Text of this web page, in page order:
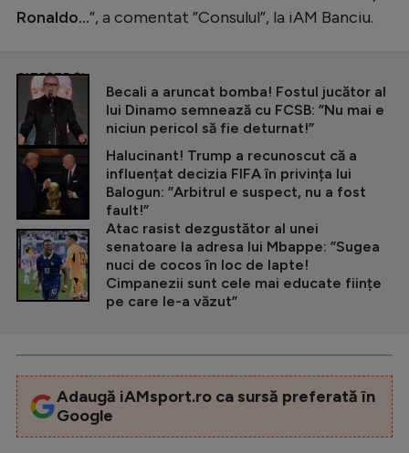
Ronaldo...”, a comentat ”Consulul”, la iAM Banciu.
CITEȘTE ȘI
Becali a aruncat bomba! Fostul jucător al
lui Dinamo semnează cu FCSB: ”Nu mai e
niciun pericol să fie deturnat!”
Halucinant! Trump a recunoscut că a
influențat decizia FIFA în privința lui
Balogun: ”Arbitrul e suspect, nu a fost
fault!”
Atac rasist dezgustător al unei
senatoare la adresa lui Mbappe: ”Sugea
nuci de cocos în loc de lapte!
Cimpanezii sunt cele mai educate ființe
pe care le-a văzut”
Adaugă iAMsport.ro ca sursă preferată în
Google